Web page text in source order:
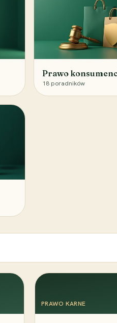
Prawo
18 poradników
PRAWO KARNE